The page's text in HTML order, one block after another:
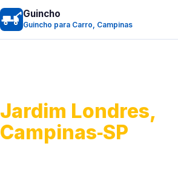
Guincho
Guincho para Carro, Campinas
Jardim Londres,
Campinas‑SP